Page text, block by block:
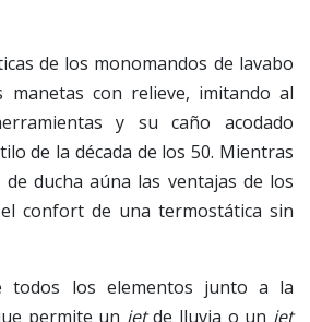
de los monomandos de lavabo
manetas con relieve, imitando al
y su caño acodado
de la década de los 50. Mientras
ducha aúna las ventajas de los
confort de una termostática sin
todos los elementos junto a la
permite un jetde lluvia o un jet